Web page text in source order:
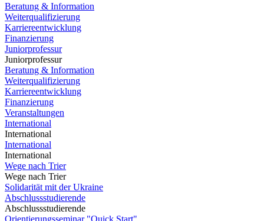
Beratung & Information
Weiterqualifizierung
Karriereentwicklung
Finanzierung
Juniorprofessur
Juniorprofessur
Beratung & Information
Weiterqualifizierung
Karriereentwicklung
Finanzierung
Veranstaltungen
International
International
International
International
Wege nach Trier
Wege nach Trier
Solidarität mit der Ukraine
Abschlussstudierende
Abschlussstudierende
Orientierungsseminar "Quick Start"